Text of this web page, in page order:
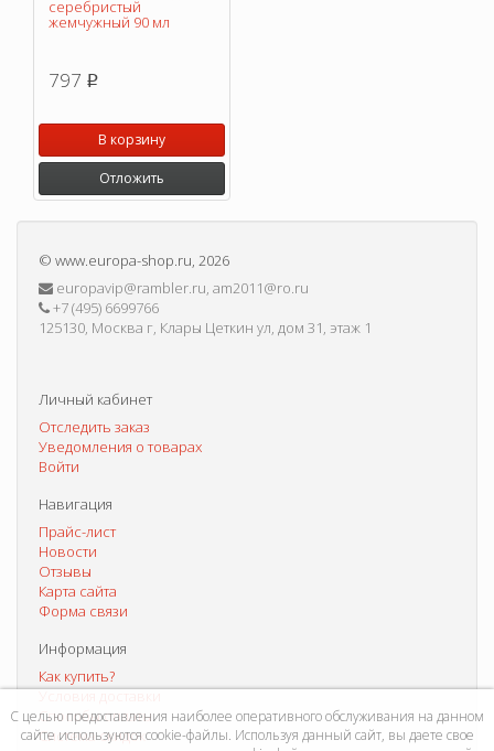
серебристый
жемчужный 90 мл
797 p
В корзину
Отложить
© www.europa-shop.ru, 2026
europavip@rambler.ru, am2011@ro.ru
+7 (495) 6699766
125130, Москва г, Клары Цеткин ул, дом 31, этаж 1
Личный кабинет
Отследить заказ
Уведомления о товарах
Войти
Навигация
Прайс-лист
Новости
Отзывы
Карта сайта
Форма связи
Информация
Как купить?
Условия доставки
Способы оплаты
Система скидок
С целью предоставления наиболее оперативного обслуживания на данном
сайте используются cookie-файлы. Используя данный сайт, вы даете свое